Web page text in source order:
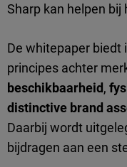
Sharp kan helpen bij
De whitepaper biedt
principes achter
beschikbaarheid,
distinctive brand
Daarbij wordt
bijdragen aan een